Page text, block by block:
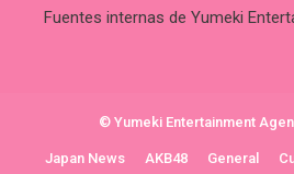
Fuentes internas de Yumeki
© Yumeki Entertainment
Japan News AKB48 General